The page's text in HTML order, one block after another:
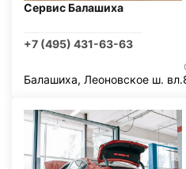
Сервис Балашиха
+7 (495) 431-63-63
Балашиха, Леоновское ш.